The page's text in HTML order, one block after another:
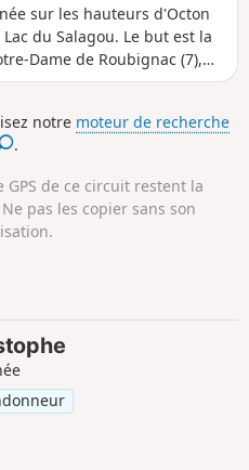
sur les hauteurs d'Octon
du Salagou. Le but est la
Dame de Roubignac (7),
le dolmen et les
notre moteur de recherche
.
de ce circuit restent la
pas les copier sans son